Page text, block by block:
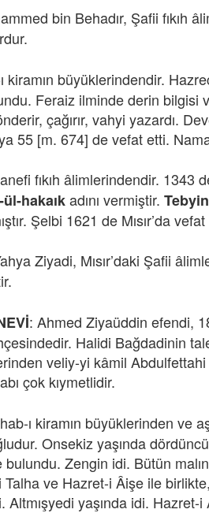
bin Behadır, Şafii fıkıh
kiramın büyüklerindendir.
Feraiz ilminde derin bilgisi
çağırır, vahyi yazardı.
55 [m. 674] de vefat etti.
fıkıh âlimlerindendir. 1343
hakaıkadını vermiştir. Tebyin
Şelbi 1621 de Mısır’da
Ziyadi, Mısır’daki Şafii
: Ahmed Ziyaüddin efendi,
Halidi Bağdadinin
veliy-yi kâmil
çok kıymetlidir.
ı kiramın büyüklerinden ve
Onsekiz yaşında
bulundu. Zengin idi. Bütün
ve Hazret-i Âişe ile
yaşında idi. Hazret-i